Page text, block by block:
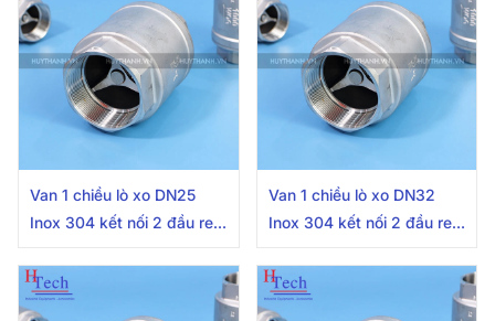
Van 1 chiều lò xo DN25
Inox 304 kết nối 2 đầu ren
Van 1 chiều lò xo DN32
Inox 304 kết nối 2 đầu ren